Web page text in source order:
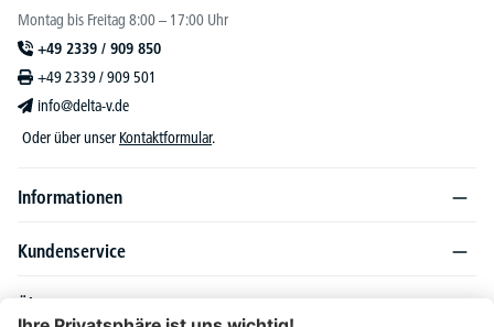
Montag bis Freitag 8:00 – 17:00 Uhr
+49 2339 / 909 850
+49 2339 / 909 501
info@delta-v.de
Oder über unser Kontaktformular.
Informationen
Kundenservice
Über DELTA-V